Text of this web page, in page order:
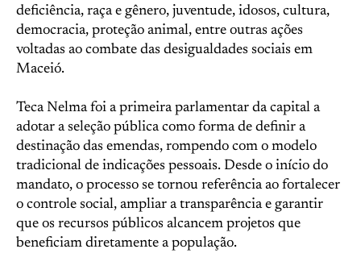
deficiência, raça e gênero, juventude, idosos, cultura,
democracia, proteção animal, entre outras ações
voltadas ao combate das desigualdades sociais em
Maceió.
Teca Nelma foi a primeira parlamentar da capital a
adotar a seleção pública como forma de definir a
destinação das emendas, rompendo com o modelo
tradicional de indicações pessoais. Desde o início do
mandato, o processo se tornou referência ao fortalecer
o controle social, ampliar a transparência e garantir
que os recursos públicos alcancem projetos que
beneficiam diretamente a população.